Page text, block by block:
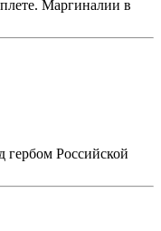
Маргиналии в
Российской